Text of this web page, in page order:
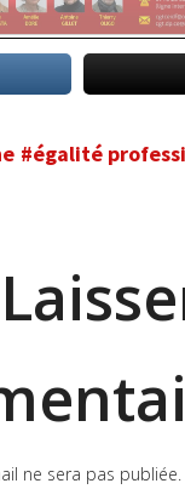
#égalité
ne sera pas publiée.